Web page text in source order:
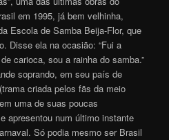
em 1995, já bem velhinha,
Escola de Samba Beija-Flor, que
Disse ela na ocasião: “Fui a
carioca, sou a rainha do samba.”
soprando, em seu país de
criada pelos fãs da meio
uma de suas poucas
apresentou num último instante
Só podia mesmo ser Brasil